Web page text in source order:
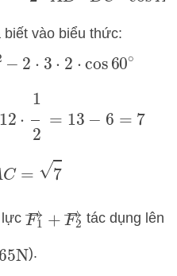
vào biểu thức:
−2⋅ 3 ⋅2 ⋅ cos60∘
12
AC= 7
F1 → +F 2→
tác dụng lên
65N).